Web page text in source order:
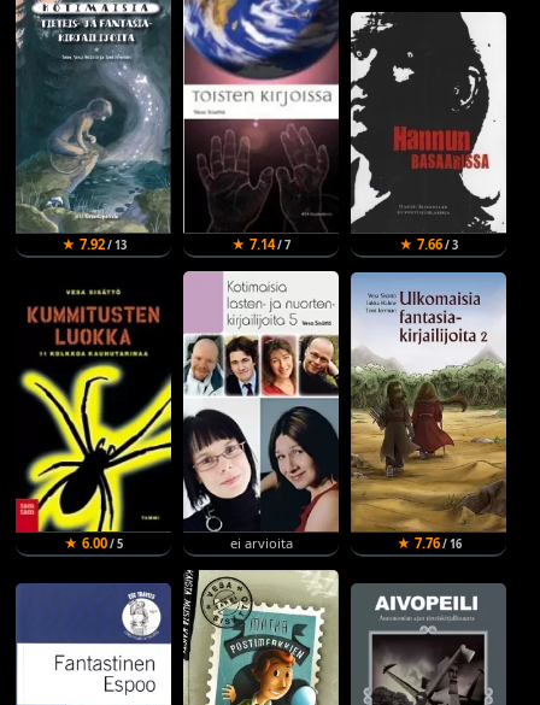
★ 7.92/ 13 ★ 7.14/ 7 ★ 7.66/ 3
★ 6.00/ 5 ei arvioita ★ 7.76/ 16